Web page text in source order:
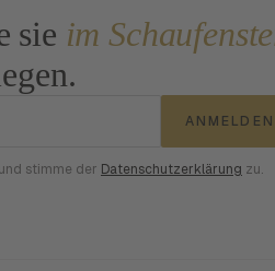
sie im
ANMELDEN
stimme der Datenschutzerklärung zu.